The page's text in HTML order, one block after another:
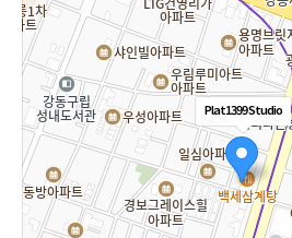
Plat1399 Studio